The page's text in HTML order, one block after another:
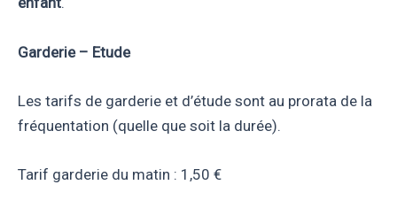
Garderie – Etude
Les tarifs de garderie et d’étude sont au prorata de la
fréquentation (quelle que soit la durée).
Tarif garderie du matin : 1,50 €